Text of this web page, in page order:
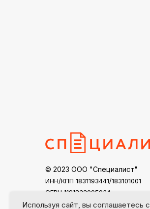
© 2023 ООО "Специалист"
ИНН/КПП 1831193441/183101001
ОГРН 1191832005034
specialist18@mail.ru
Используя сайт, вы соглашаетесь с